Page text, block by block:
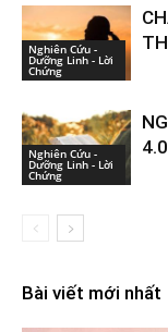
Nghiên Cứu -
Dưỡng Linh - Lời
Chứng
Nghiên Cứu -
Dưỡng Linh - Lời
Chứng
4.0
Bài viết mới nhất